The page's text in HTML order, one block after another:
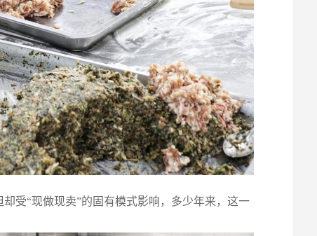
受“现做现卖”的固有模式影响，多少年来，这一